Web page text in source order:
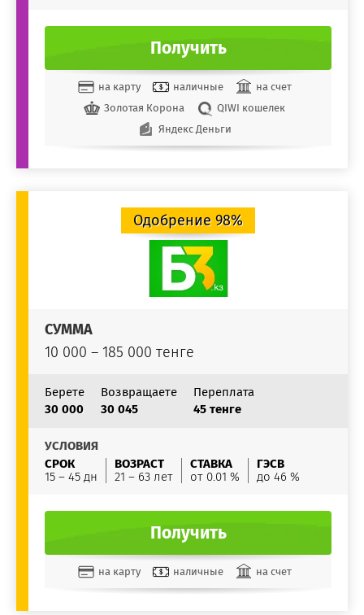
Получить
на карту наличные
на счет
Золотая Корона
QIWI кошелек
Яндекс Деньги
Одобрение 98%
СУММА
10 000 – 185 000 тенге
Берете
30 000
Возвращаете
30 045
Переплата
45 тенге
УСЛОВИЯ
СРОК
15 – 45 дн
ВОЗРАСТ
21 – 63 лет
СТАВКА
от 0.01 %
ГЭСВ
до 46 %
Получить
на карту наличные на счет